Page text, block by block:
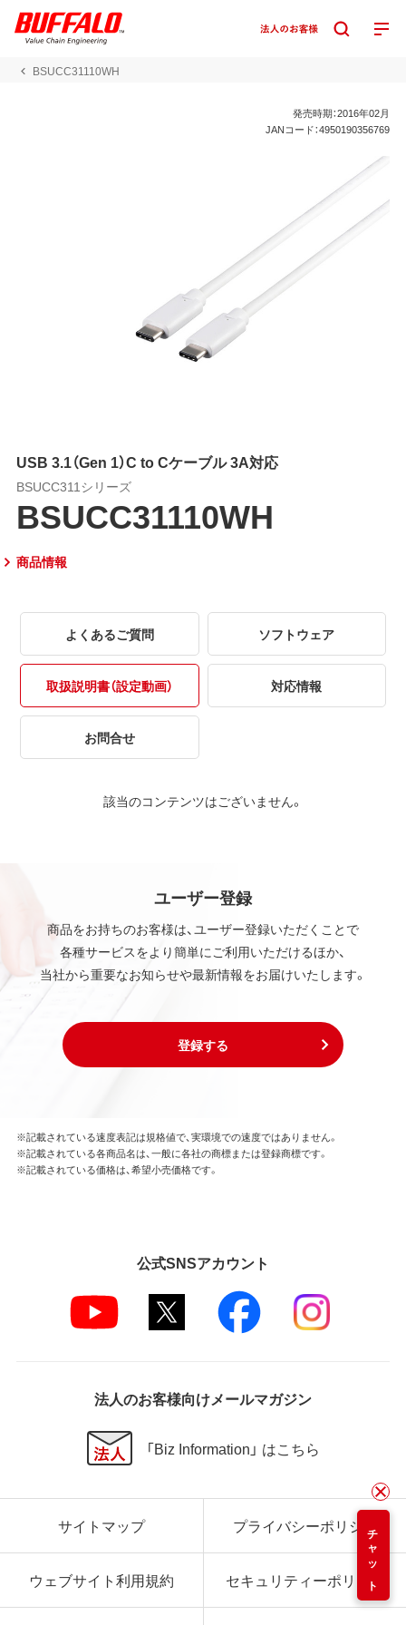
BSUCC31110WH
発売時期：2016年02月
JANコード：4950190356769
USB 3.1（Gen 1）C to Cケーブル 3A対応
BSUCC311シリーズ
BSUCC31110WH
商品情報
よくあるご質問 ソフトウェア
取扱説明書（設定動画） 対応情報
お問合せ
該当のコンテンツはございません。
ユーザー登録
商品をお持ちのお客様は、ユーザー登録いただくことで
各種サービスをより簡単にご利用いただけるほか、
当社から重要なお知らせや最新情報をお届けいたします。
登録する
チャット
※記載されている速度表記は規格値で、実環境での速度ではありません。
※記載されている各商品名は、一般に各社の商標または登録商標です。
※記載されている価格は、希望小売価格です。
公式SNSアカウント
法人のお客様向けメールマガジン
「Biz Information」 はこちら
サイトマップ プライバシーポリシー
ウェブサイト利用規約 セキュリティーポリシー